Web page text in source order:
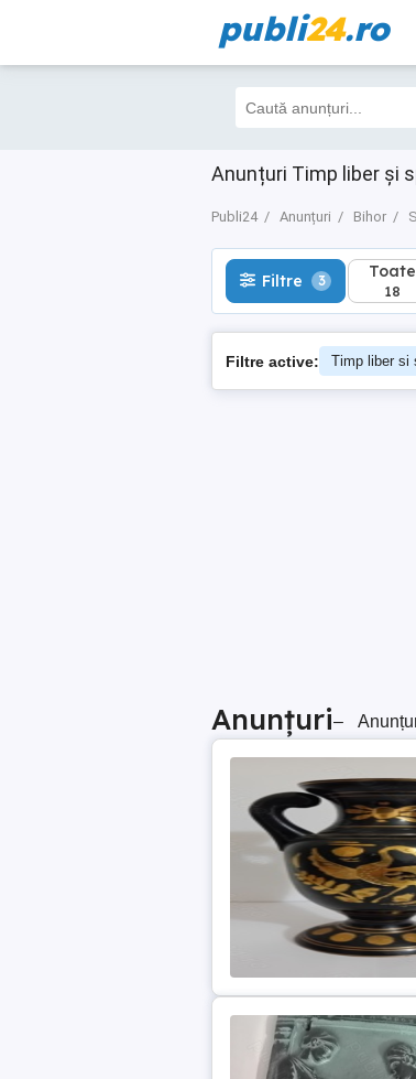
publi24.ro
Anunțuri Timp liber și
Publi24 Anunțuri Bihor
Filtre 3 Toate
18
Filtre 3 Toate
18
Filtre active: Timp liber si
Anunțuri–